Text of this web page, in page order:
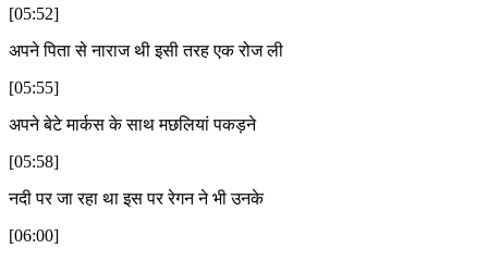
[05:52]
अपने पिता से नाराज थी इसी तरह एक रोज ली
[05:55]
अपने बेटे मार्कस के साथ मछलियां पकड़ने
[05:58]
नदी पर जा रहा था इस पर रेगन ने भी उनके
[06:00]